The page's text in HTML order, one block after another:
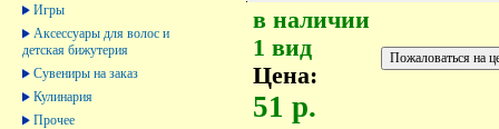
Игры
Аксессуары для волос и
детская бижутерия
Сувениры на заказ
Кулинария
Прочее
в наличии
1 вид
Цена:
51 р.